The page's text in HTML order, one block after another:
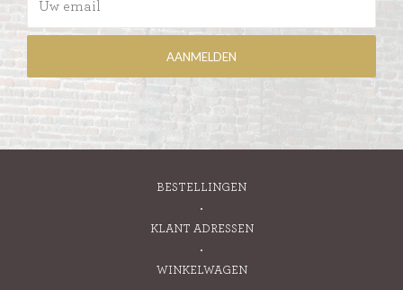
BESTELLINGEN
KLANT ADRESSEN
WINKELWAGEN